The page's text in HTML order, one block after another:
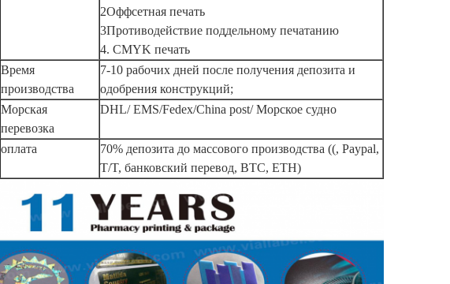
2Оффсетная печать
3Противодействие поддельному печатанию
4. CMYK печать
Время
производства
7-10 рабочих дней после получения депозита и
одобрения конструкций;
Морская
перевозка
DHL/ EMS/Fedex/China post/ Морское судно
оплата
70% депозита до массового производства ((, Paypal,
T/T, банковский перевод, BTC, ETH)